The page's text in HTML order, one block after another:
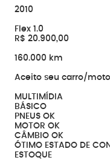
2010
Flex 1.0
R$ 20.900,00
160.000 km
Aceito seu carro/
MULTIMÍDIA
BÁSICO
PNEUS OK
MOTOR OK
CÂMBIO OK
ÓTIMO ESTADO DE
ESTOQUE